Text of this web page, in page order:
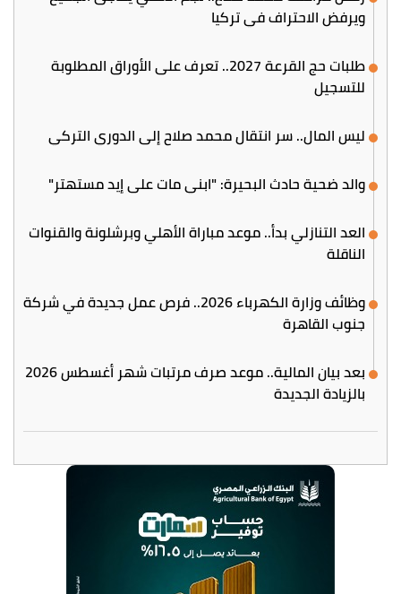
ويرفض الاحتراف في تركيا
طلبات حج القرعة 2027.. تعرف على الأوراق المطلوبة
للتسجيل
ليس المال.. سر انتقال محمد صلاح إلى الدوري التركي
والد ضحية حادث البحيرة: "ابني مات على إيد مستهتر"
العد التنازلي بدأ.. موعد مباراة الأهلي وبرشلونة والقنوات
الناقلة
وظائف وزارة الكهرباء 2026.. فرص عمل جديدة في شركة
جنوب القاهرة
بعد بيان المالية.. موعد صرف مرتبات شهر أغسطس 2026
بالزيادة الجديدة